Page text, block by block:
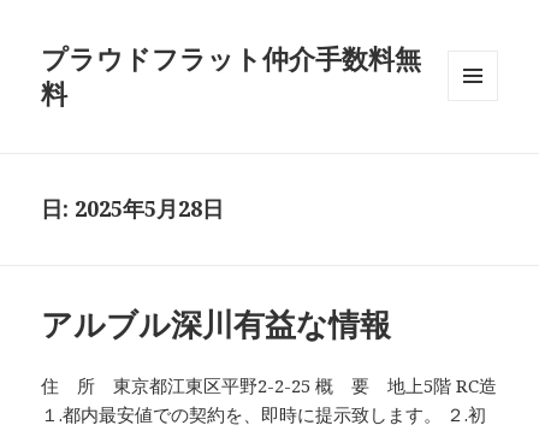
プラウドフラット仲介手数料無
料
日: 2025年5月28日
アルブル深川有益な情報
住 所 東京都江東区平野2-2-25 概 要 地上5階 RC造
１.都内最安値での契約を、即時に提示致します。 ２.初